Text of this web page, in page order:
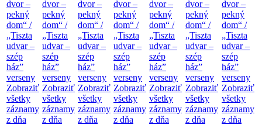
dvor –
pekný
dom“ /
„Tiszta
udvar –
szép
ház”
verseny
Zobraziť
všetky
záznamy
z dňa
dvor –
pekný
dom“ /
„Tiszta
udvar –
szép
ház”
verseny
Zobraziť
všetky
záznamy
z dňa
dvor –
pekný
dom“ /
„Tiszta
udvar –
szép
ház”
verseny
Zobraziť
všetky
záznamy
z dňa
dvor –
pekný
dom“ /
„Tiszta
udvar –
szép
ház”
verseny
Zobraziť
všetky
záznamy
z dňa
dvor –
pekný
dom“ /
„Tiszta
udvar –
szép
ház”
verseny
Zobraziť
všetky
záznamy
z dňa
dvor –
pekný
dom“ /
„Tiszta
udvar –
szép
ház”
verseny
Zobraziť
všetky
záznamy
z dňa
dvor –
pekný
dom“ /
„Tiszta
udvar –
szép
ház”
verseny
Zobraziť
všetky
záznamy
z dňa